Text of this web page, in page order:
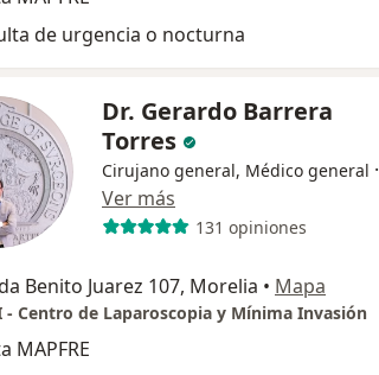
de urgencia o nocturna
Dr. Gerardo Barrera
Torres
Cirujano general, Médico general ·
Ver más
131 opiniones
Benito Juarez 107, Morelia • Mapa
- Centro de Laparoscopia y Mínima Invasión
MAPFRE